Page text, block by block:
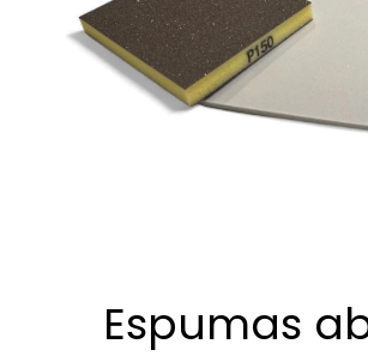
Espumas